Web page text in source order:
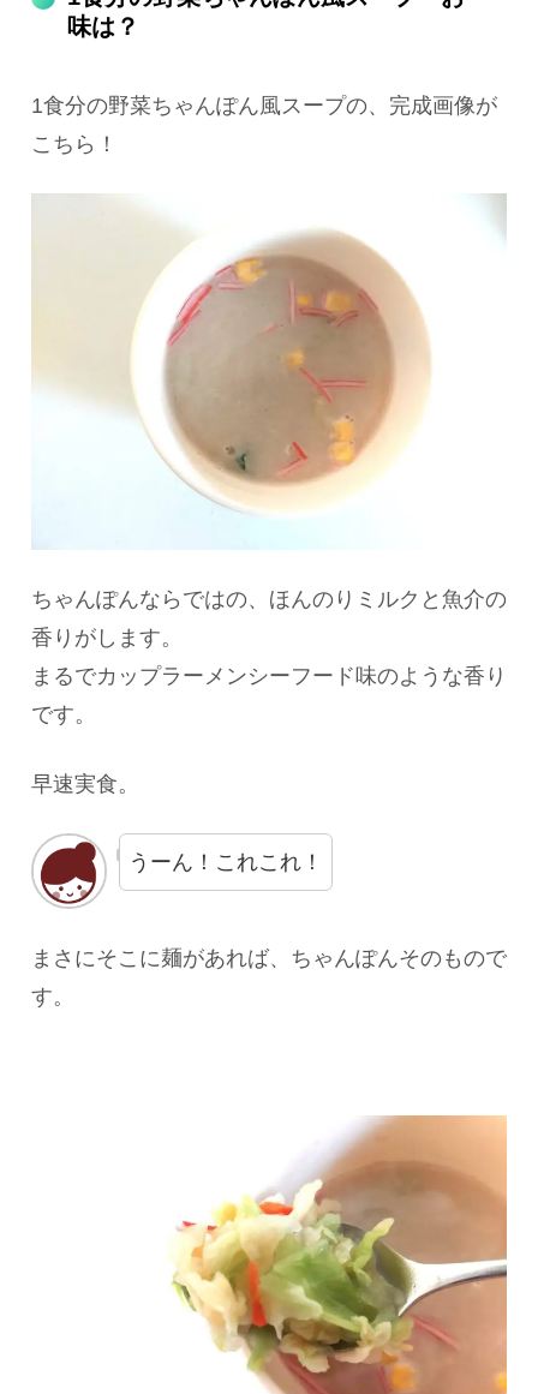
味は？
1食分の野菜ちゃんぽん風スープの、完成画像が
こちら！
ちゃんぽんならではの、ほんのりミルクと魚介の
香りがします。
まるでカップラーメンシーフード味のような香り
です。
早速実食。
うーん！これこれ！
まさにそこに麺があれば、ちゃんぽんそのもので
す。